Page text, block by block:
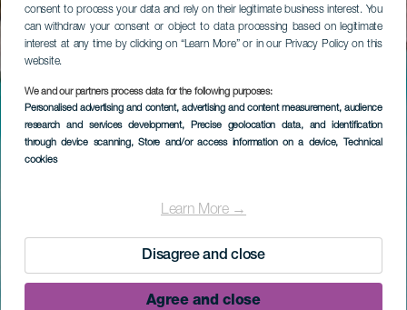
consent to process your data and rely on their legitimate business interest. You
can withdraw your consent or object to data processing based on legitimate
interest at any time by clicking on “Learn More” or in our Privacy Policy on this
website.
We and our partners process data for the following purposes:
Personalised advertising and content, advertising and content measurement, audience
research and services development, Precise geolocation data, and identification
through device scanning, Store and/or access information on a device, Technical
cookies
Learn More →
Disagree and close
Agree and close